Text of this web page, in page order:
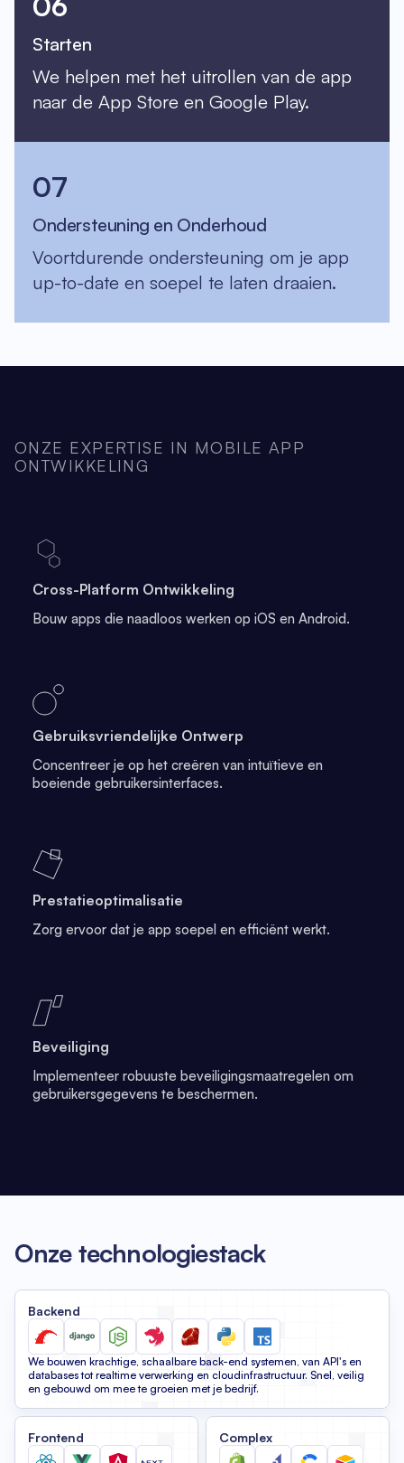
Starten
We helpen met het uitrollen van de app
naar de App Store en Google Play.
07
Ondersteuning en Onderhoud
Voortdurende ondersteuning om je app
up-to-date en soepel te laten draaien.
ONZE EXPERTISE IN MOBILE APP
ONTWIKKELING
Cross-Platform Ontwikkeling
Bouw apps die naadloos werken op iOS en Android.
Gebruiksvriendelijke Ontwerp
Concentreer je op het creëren van intuïtieve en
boeiende gebruikersinterfaces.
Prestatieoptimalisatie
Zorg ervoor dat je app soepel en efficiënt werkt.
Beveiliging
Implementeer robuuste beveiligingsmaatregelen om
gebruikersgegevens te beschermen.
Onze technologiestack
Backend
We bouwen krachtige, schaalbare back-end systemen, van API's en
databases tot realtime verwerking en cloudinfrastructuur. Snel, veilig
en gebouwd om mee te groeien met je bedrijf.
Frontend Complex